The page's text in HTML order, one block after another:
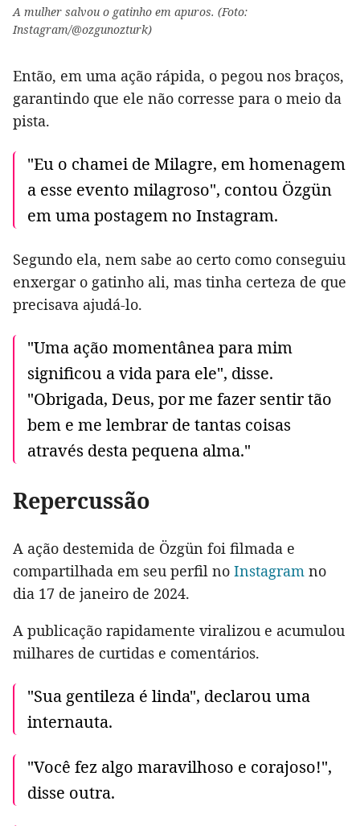
A mulher salvou o gatinho em apuros. (Foto:
Instagram/@ozgunozturk)
Então, em uma ação rápida, o pegou nos braços,
garantindo que ele não corresse para o meio da
pista.
"Eu o chamei de Milagre, em homenagem
a esse evento milagroso", contou Özgün
em uma postagem no Instagram.
Segundo ela, nem sabe ao certo como conseguiu
enxergar o gatinho ali, mas tinha certeza de que
precisava ajudá-lo.
"Uma ação momentânea para mim
significou a vida para ele", disse.
"Obrigada, Deus, por me fazer sentir tão
bem e me lembrar de tantas coisas
através desta pequena alma."
Repercussão
A ação destemida de Özgün foi filmada e
compartilhada em seu perfil no Instagram no
dia 17 de janeiro de 2024.
A publicação rapidamente viralizou e acumulou
milhares de curtidas e comentários.
"Sua gentileza é linda", declarou uma
internauta.
"Você fez algo maravilhoso e corajoso!",
disse outra.